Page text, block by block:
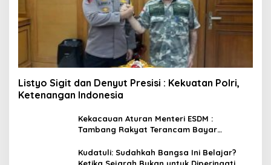
Listyo Sigit dan Denyut Presisi : Kekuatan Polri,
Ketenangan Indonesia
Kekacauan Aturan Menteri ESDM :
Tambang Rakyat Terancam Bayar
Kudatuli: Sudahkah Bangsa Ini Belajar?